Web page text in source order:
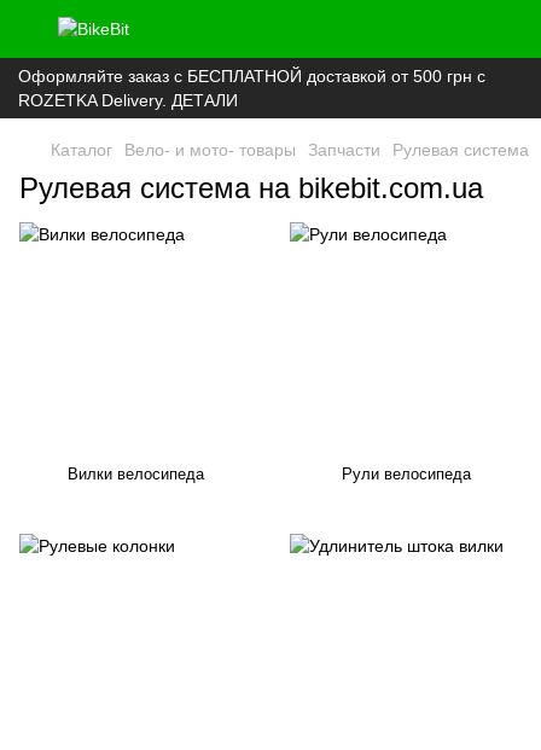
Оформляйте заказ с БЕСПЛАТНОЙ доставкой от 500 грн с
ROZETKA Delivery. ДЕТАЛИ
Каталог Вело- и мото- товары Запчасти Рулевая система
Рулевая система на bikebit.com.ua
Вилки велосипеда Рули велосипеда